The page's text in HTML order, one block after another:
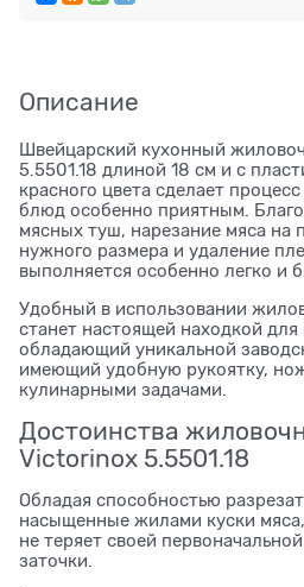
Описание
Швейцарский кухонный
5.5501.18 длиной 18 см и с
красного цвета сделает
блюд особенно приятным.
мясных туш, нарезание мяса на
нужного размера и удаление
выполняется особенно легко и
Удобный в использовании
станет настоящей находкой для
обладающий уникальной
имеющий удобную рукоятку,
кулинарными задачами.
Достоинства
Victorinox 5.5501.18
Обладая способностью
насыщенные жилами куски
не теряет своей
заточки.